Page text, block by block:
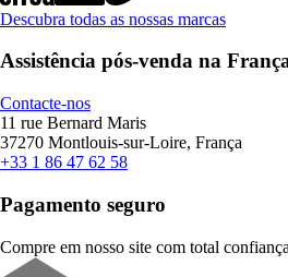
Descubra todas as nossas marcas
Assistência pós-venda na
Contacte-nos
11 rue Bernard Maris
37270 Montlouis-sur-Loire, França
+33 1 86 47 62 58
Pagamento seguro
Compre em nosso site com total confiança